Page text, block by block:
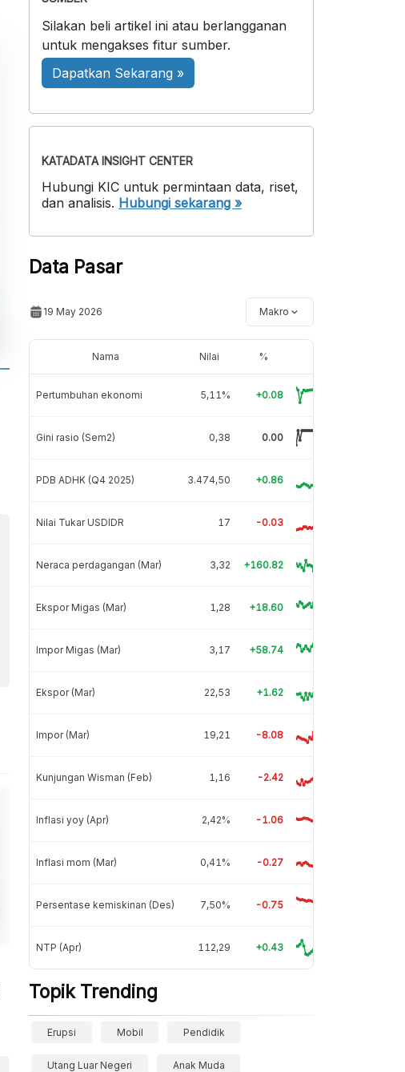
Silakan beli artikel ini atau berlangganan
untuk mengakses fitur sumber.
Dapatkan Sekarang »
KATADATA INSIGHT CENTER
Hubungi KIC untuk permintaan data, riset,
dan analisis. Hubungi sekarang »
Data Pasar
19 May 2026 Makro
Nama Nilai %
Pertumbuhan ekonomi 5,11% +0.08
Gini rasio (Sem2) 0,38 0.00
PDB ADHK (Q4 2025) 3.474,50 +0.86
Nilai Tukar USDIDR 17 -0.03
Neraca perdagangan (Mar) 3,32 +160.82
Ekspor Migas (Mar) 1,28 +18.60
Impor Migas (Mar) 3,17 +58.74
Ekspor (Mar) 22,53 +1.62
Impor (Mar) 19,21 -8.08
Kunjungan Wisman (Feb) 1,16 -2.42
Inflasi yoy (Apr) 2,42% -1.06
Inflasi mom (Mar) 0,41% -0.27
Persentase kemiskinan (Des) 7,50% -0.75
NTP (Apr) 112,29 +0.43
Topik Trending
Erupsi Mobil Pendidik
Utang Luar Negeri Anak Muda